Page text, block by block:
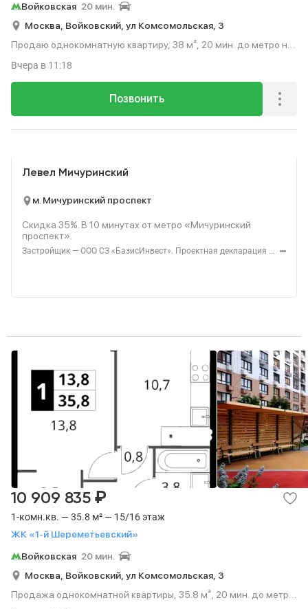
Войковская 20 мин.
Москва, Войковский, ул Комсомольская, 3
Продаю однокомнатную квартиру, 38 м², 20 мин. до метро на
Позвонить
Вчера в 11:18
Левел Мичуринский
м. Мичуринский проспект
Скидка 35%. В 10 минутах от метро «Мичуринский
проспект».
Застройщик — ООО СЗ «БазисИнвест». Проектная декларация — наш.дом.рф. Акция до 31.08.2026. Не оферта. Подробности — level.ru
1-комн.кв. — 35.8 м² — 15/16 этаж
ЖК «1-й Шереметьевский»
10 909 835 ₽
Войковская 20 мин.
Москва, Войковский, ул Комсомольская, 3
Продажа однокомнатной квартиры, 35.8 м², 20 мин. до метро